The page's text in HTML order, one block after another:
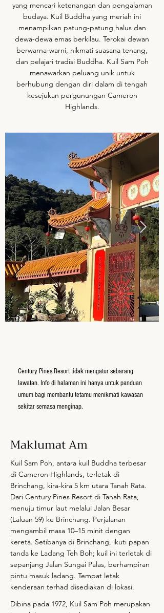
yang mencari ketenangan dan pengalaman
budaya. Kuil Buddha yang meriah ini
menampilkan patung-patung halus dan
dewa-dewa emas berkilau. Terokai dewan
berwarna-warni, nikmati suasana tenang,
dan pelajari tradisi Buddha. Kuil Sam Poh
menawarkan peluang unik untuk
berhubung dengan diri dalam di tengah
kesejukan pergunungan Cameron
Highlands.
Century Pines Resort tidak mengatur sebarang
lawatan. Info di halaman ini hanya untuk panduan
umum bagi membantu tetamu menikmati kawasan
sekitar semasa menginap.
Maklumat Am
Kuil Sam Poh, antara kuil Buddha terbesar
di Cameron Highlands, terletak di
Brinchang, kira-kira 5 km utara Tanah Rata.
Dari Century Pines Resort di Tanah Rata,
menuju timur laut melalui Jalan Besar
(Laluan 59) ke Brinchang. Perjalanan
mengambil masa 10–15 minit dengan
kereta. Setibanya di Brinchang, ikuti papan
tanda ke Ladang Teh Boh; kuil ini terletak di
sepanjang Jalan Sungai Palas, berhampiran
pintu masuk ladang. Tempat letak
kenderaan terhad disediakan di lokasi.
Dibina pada 1972, Kuil Sam Poh merupakan